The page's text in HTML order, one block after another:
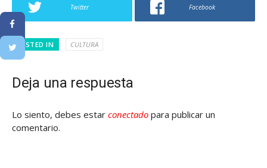
Twitter Facebook
POSTED IN CULTURA
Deja una respuesta
Lo siento, debes estar conectado para publicar un
comentario.